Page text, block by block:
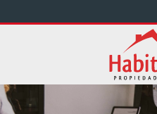
al